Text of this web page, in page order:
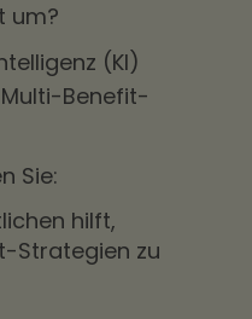
um?
(KI)
Benefit-
Sie:
hilft,
Strategien zu